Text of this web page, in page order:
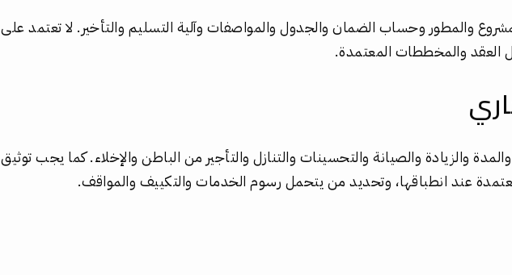
والمطور وحساب الضمان والجدول والمواصفات وآلية التسليم والتأخير. لا تعتمد على
العقد والمخططات المعتمدة.
والزيادة والصيانة والتحسينات والتنازل والتأجير من الباطن والإخلاء. كما يجب توثيق
عند انطباقها، وتحديد من يتحمل رسوم الخدمات والتكييف والمواقف.